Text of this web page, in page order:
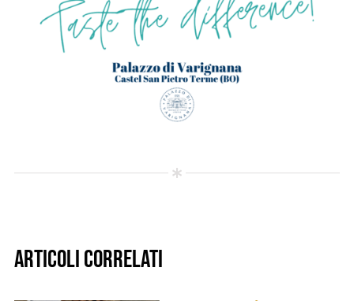
Articoli correlati